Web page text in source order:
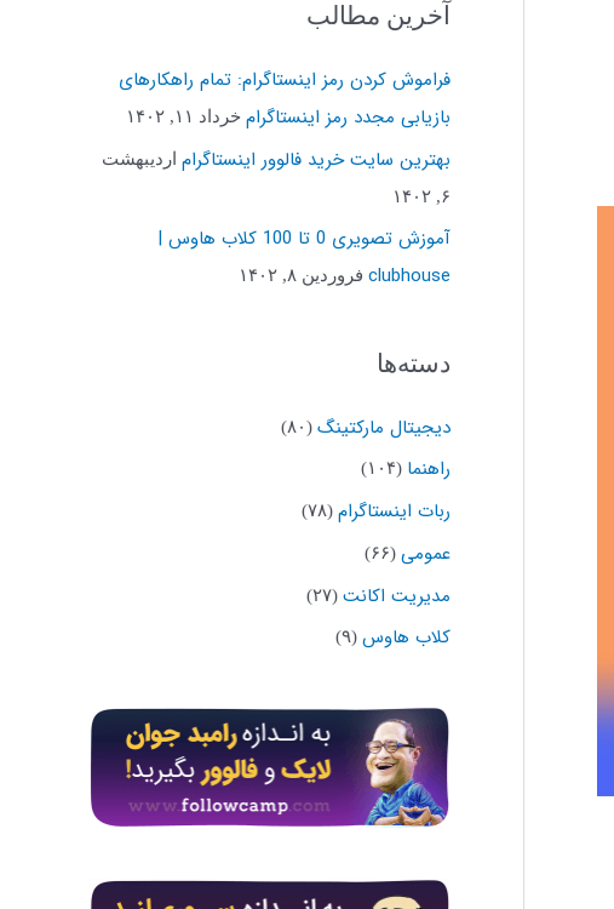
ج
ا
ی
:
آخرین مطالب
فراموش کردن رمز اینستاگرام: تمام راهکارهای
بازیابی مجدد رمز اینستاگرام خرداد ۱۱, ۱۴۰۲
بهترین سایت خرید فالوور اینستاگرام اردیبهشت
۶, ۱۴۰۲
آموزش تصویری 0 تا 100 کلاب هاوس |
clubhouse فروردین ۸, ۱۴۰۲
دسته‌ها
دیجیتال مارکتینگ (۸۰)
راهنما (۱۰۴)
ربات اینستاگرام (۷۸)
عمومی (۶۶)
مدیریت اکانت (۲۷)
کلاب هاوس (۹)